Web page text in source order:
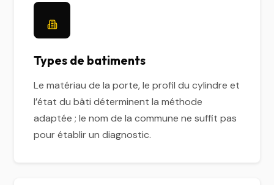
Types de batiments
Le matériau de la porte, le profil du cylindre et
l’état du bâti déterminent la méthode
adaptée ; le nom de la commune ne suffit pas
pour établir un diagnostic.